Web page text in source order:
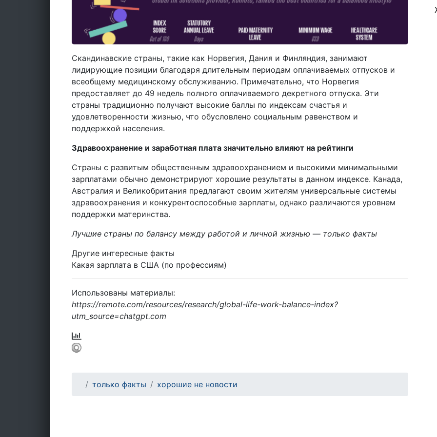
Скандинавские страны, такие как Норвегия, Дания и Финляндия, занимают
лидирующие позиции благодаря длительным периодам оплачиваемых отпусков и
всеобщему медицинскому обслуживанию. Примечательно, что Норвегия
предоставляет до 49 недель полного оплачиваемого декретного отпуска. Эти
страны традиционно получают высокие баллы по индексам счастья и
удовлетворенности жизнью, что обусловлено социальным равенством и
поддержкой населения.
Здравоохранение и заработная плата значительно влияют на рейтинги
Страны с развитым общественным здравоохранением и высокими минимальными
зарплатами обычно демонстрируют хорошие результаты в данном индексе. Канада,
Австралия и Великобритания предлагают своим жителям универсальные системы
здравоохранения и конкурентоспособные зарплаты, однако различаются уровнем
поддержки материнства.
Лучшие страны по балансу между работой и личной жизнью — только факты
Другие интересные факты
Какая зарплата в США (по профессиям)
Использованы материалы:
https://remote.com/resources/research/global-life-work-balance-index?
utm_source=chatgpt.com
только факты хорошие не новости